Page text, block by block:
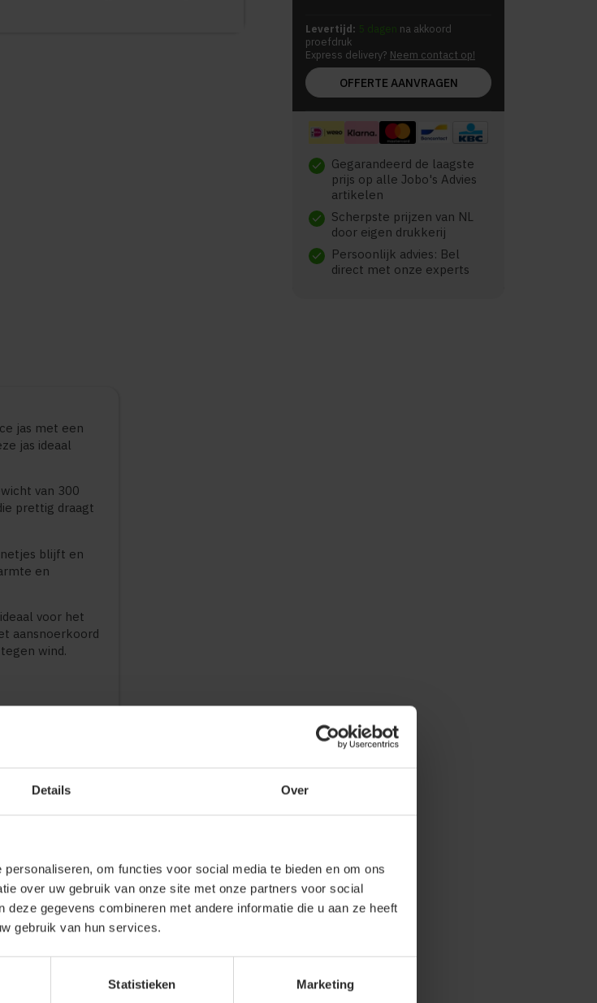
Details Over
om functies voor social media te bieden en om ons
over uw gebruik van onze site met onze partners voor social
gegevens combineren met andere informatie die u aan ze heeft
gebruik van hun services.
Statistieken Marketing
Levertijd: 5 dagen na akkoord
proefdruk
Express delivery? Neem contact op!
OFFERTE AANVRAGEN
check Gegarandeerd de laagste
prijs op alle Jobo's Advies
artikelen
check Scherpste prijzen van NL
door eigen drukkerij
check
Persoonlijk advies: Bel
direct met onze experts
jas met een
jas ideaal
van 300
prettig draagt
blijft en
en
voor het
aansnoerkoord
wind.